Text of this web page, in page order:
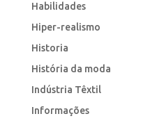
Habilidades
Hiper-realismo
Historia
História da moda
Indústria Têxtil
Informações